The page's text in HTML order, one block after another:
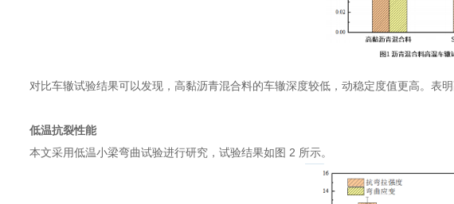
对比车辙试验结果可以发现，高黏沥青混合料的车辙深度较低，动稳定度值更高。表
低温抗裂性能
本文采用低温小梁弯曲试验进行研究，试验结果如图 2 所示。